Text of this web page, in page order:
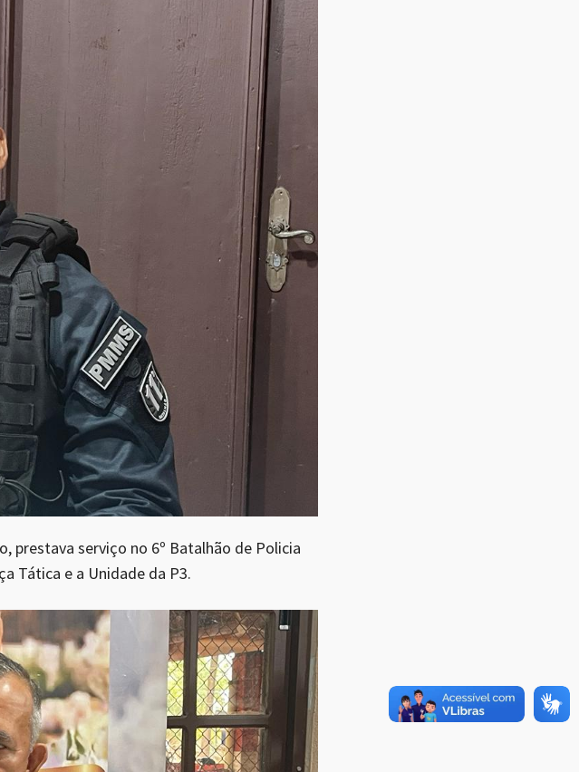
prestava serviço no 6º Batalhão de Policia
Tática e a Unidade da P3.